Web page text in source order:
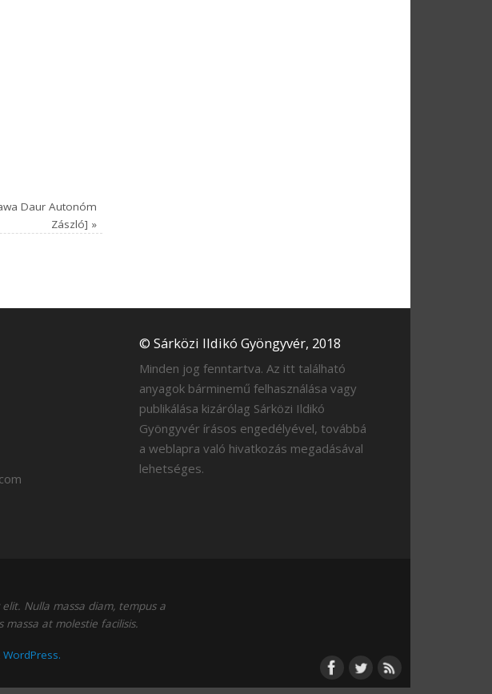
Daur Autonóm
Zászló] »
© Sárközi Ildikó Gyöngyvér, 2018
Minden jog fenntartva. Az itt található
anyagok bárminemű felhasználása vagy
publikálása kizárólag Sárközi Ildikó
Gyöngyvér írásos engedélyével, továbbá
a weblapra való hivatkozás megadásával
lehetséges.
Nulla massa diam, tempus a
at molestie facilisis.
WordPress.